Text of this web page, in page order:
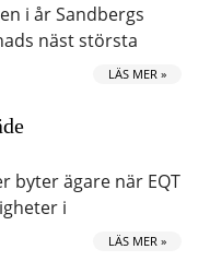
i år Sandbergs
näst största
LÄS MER »
byter ägare när EQT
i
LÄS MER »